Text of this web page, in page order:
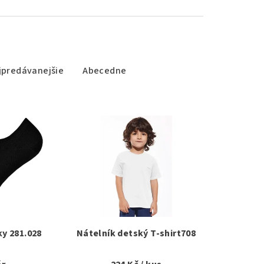
Abecedne
281.028 Nátelník detský T-shirt708